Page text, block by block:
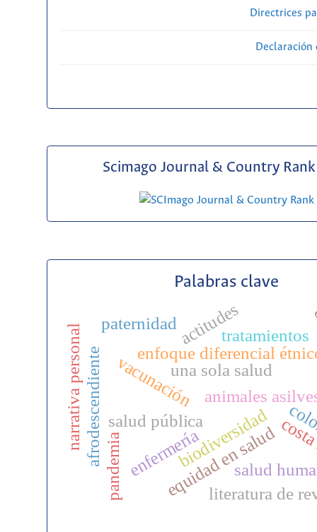
Directrices
Scimago Journal & Country Rank
Palabras clave
una sola salud
animales
salud públicabiodiversidad
afrodescendiente enfoque diferencial
narrativa personal
equidad en salud
vacunación
pandemia
actitudes
enfermería
salud
literatura de
tratamientos
paternidad